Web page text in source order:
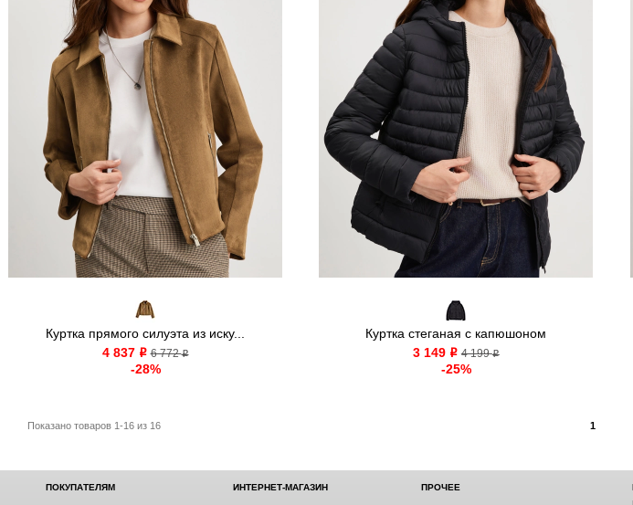
Куртка прямого силуэта из иску...
4 837 o 6 772o
-28%
Куртка стеганая с капюшоном
3 149 o 4 199o
-25%
Показано товаров 1-16 из 16 1
ПОКУПАТЕЛЯМ ИНТЕРНЕТ-МАГАЗИН ПРОЧЕЕ